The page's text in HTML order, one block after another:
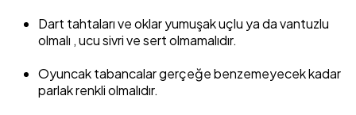
Dart tahtaları ve oklar yumuşak uçlu ya da vantuzlu
olmalı , ucu sivri ve sert olmamalıdır.
Oyuncak tabancalar gerçeğe benzemeyecek kadar
parlak renkli olmalıdır.